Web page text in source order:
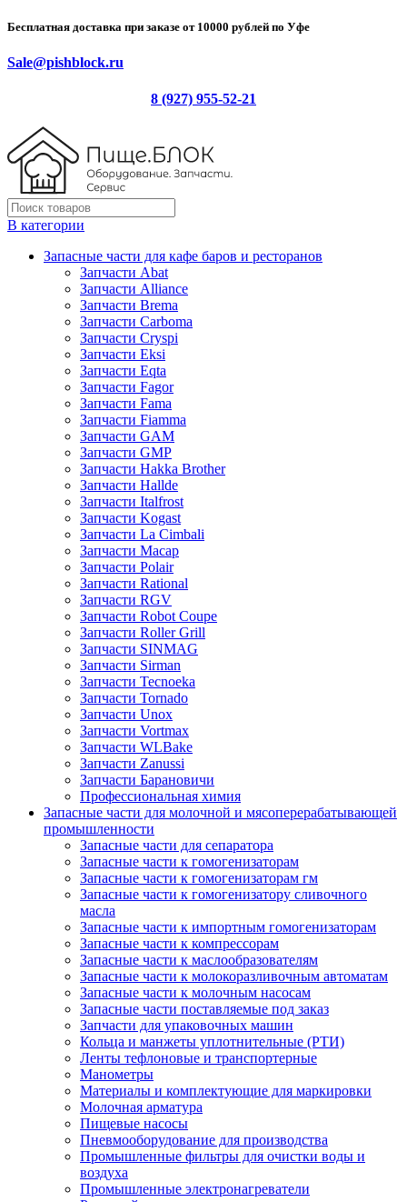
Бесплатная доставка при заказе от 10000 рублей по Уфе
Sale@pishblock.ru
8 (927) 955-52-21
В категории
Запасные части для кафе баров и ресторанов
Запчасти Abat
Запчасти Alliance
Запчасти Brema
Запчасти Carboma
Запчасти Cryspi
Запчасти Eksi
Запчасти Eqta
Запчасти Fagor
Запчасти Fama
Запчасти Fiamma
Запчасти GAM
Запчасти GMP
Запчасти Hakka Brother
Запчасти Hallde
Запчасти Italfrost
Запчасти Kogast
Запчасти La Cimbali
Запчасти Macap
Запчасти Polair
Запчасти Rational
Запчасти RGV
Запчасти Robot Coupe
Запчасти Roller Grill
Запчасти SINMAG
Запчасти Sirman
Запчасти Tecnoeka
Запчасти Tornado
Запчасти Unox
Запчасти Vortmax
Запчасти WLBake
Запчасти Zanussi
Запчасти Барановичи
Профессиональная химия
Запасные части для молочной и мясоперерабатывающей
промышленности
Запасные части для сепаратора
Запасные части к гомогенизаторам
Запасные части к гомогенизаторам гм
Запасные части к гомогенизатору сливочного
масла
Запасные части к импортным гомогенизаторам
Запасные части к компрессорам
Запасные части к маслообразователям
Запасные части к молокоразливочным автоматам
Запасные части к молочным насосам
Запасные части поставляемые под заказ
Запчасти для упаковочных машин
Кольца и манжеты уплотнительные (РТИ)
Ленты тефлоновые и транспортерные
Манометры
Материалы и комплектующие для маркировки
Молочная арматура
Пищевые насосы
Пневмооборудование для производства
Промышленные фильтры для очистки воды и
воздуха
Промышленные электронагреватели